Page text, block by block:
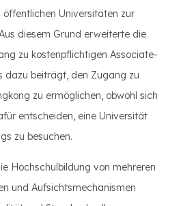
Universitäten zur
diesem Grund erweiterte die
zu kostenpflichtigen Associate-
dazu beiträgt, den Zugang zu
zu ermöglichen, obwohl sich
entscheiden, eine Universität
zu besuchen.
Hochschulbildung von mehreren
und Aufsichtsmechanismen